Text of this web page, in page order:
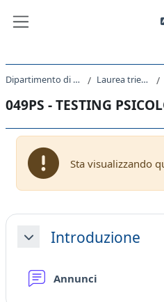
Dipartimento di Scienze della Vita Laurea triennale (DM270)
049PS - TESTING
Sta visualizzando
Schema della sezione
MinimizzaIntroduzione
Annunci